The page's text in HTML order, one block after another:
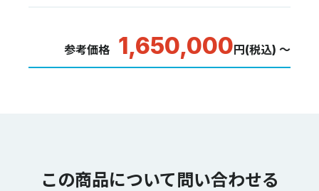
参考価格 1,650,000 円(税込) ～
この商品について問い合わせる